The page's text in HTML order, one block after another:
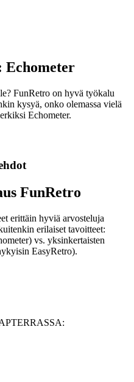
Echometer
FunRetro on hyvä työkalu
kysyä, onko olemassa vielä
Echometer.
FunRetro
erittäin hyviä arvosteluja
erilaiset tavoitteet:
vs. yksinkertaisten
EasyRetro).